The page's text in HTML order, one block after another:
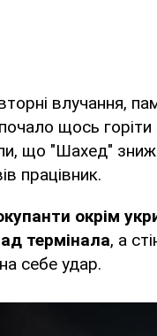
влучання,
щось горіти
що "Шахед"
працівник.
окрім
термінала, а
себе удар.